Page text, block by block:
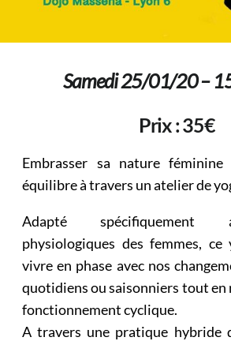
Samedi 25/01/20 –
Prix : 35€
Embrasser sa nature
équilibre à travers un atelier de
Adapté spécifiquement
physiologiques des femmes, ce
vivre en phase avec nos
quotidiens ou saisonniers tout
fonctionnement cyclique.
A travers une pratique hybride